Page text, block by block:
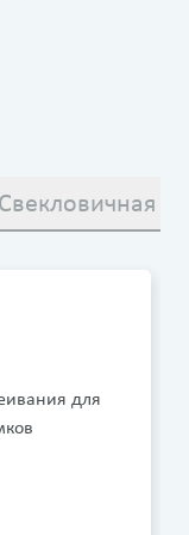
Свекловичная
для